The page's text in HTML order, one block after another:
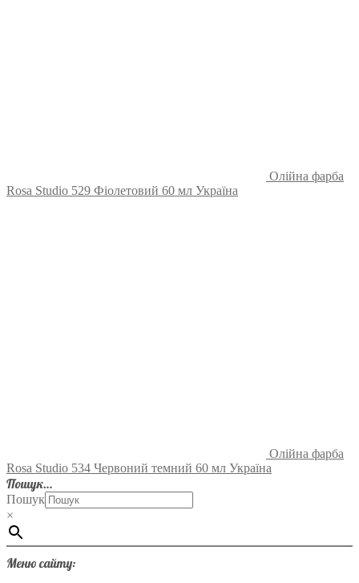
Олійна фарба
Rosa Studio 529 Фіолетовий 60 мл Україна
Олійна фарба
Rosa Studio 534 Червоний темний 60 мл Україна
Пошук…
Пошук
×
Меню сайту: